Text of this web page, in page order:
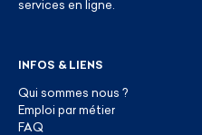
services en ligne.
INFOS & LIENS
Qui sommes nous ?
Emploi par métier
FAQ